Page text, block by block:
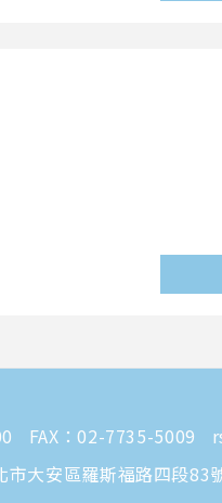
FAX：02-7735-5009
市大安區羅斯福路四段83